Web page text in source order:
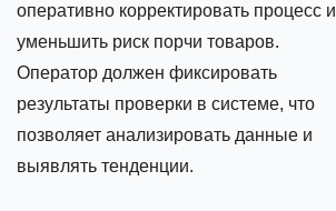
оперативно корректировать процесс и
уменьшить риск порчи товаров.
Оператор должен фиксировать
результаты проверки в системе, что
позволяет анализировать данные и
выявлять тенденции.